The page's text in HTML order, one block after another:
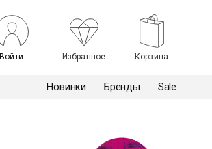
Войти Избранное Корзина
Новинки Бренды Sale